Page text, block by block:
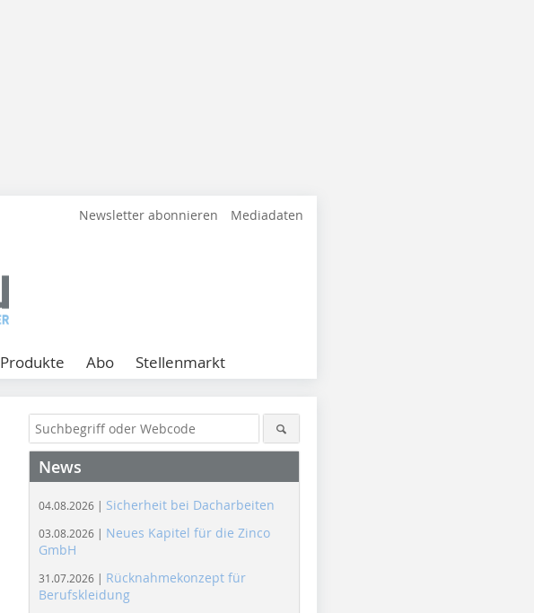
Newsletter abonnieren Mediadaten
Produkte Abo Stellenmarkt
News
04.08.2026 | Sicherheit bei Dacharbeiten
03.08.2026 | Neues Kapitel für die Zinco
GmbH
31.07.2026 | Rücknahmekonzept für
Berufskleidung